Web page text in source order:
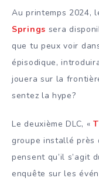
Au printemps 2024,
Springs sera
que tu peux voir
épisodique,
jouera sur la
sentez la hype?
Le deuxième DLC, «
groupe installé près
pensent qu’il s’agit
enquête sur les